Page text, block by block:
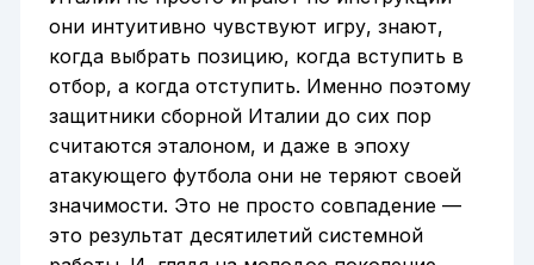
они интуитивно чувствуют игру, знают,
когда выбрать позицию, когда вступить в
отбор, а когда отступить. Именно поэтому
защитники сборной Италии до сих пор
считаются эталоном, и даже в эпоху
атакующего футбола они не теряют своей
значимости. Это не просто совпадение —
это результат десятилетий системной